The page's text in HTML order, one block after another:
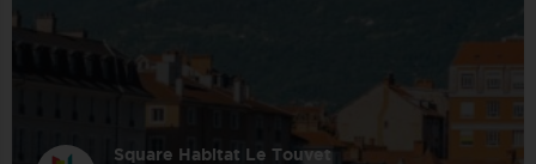
Square Habitat Le Touvet